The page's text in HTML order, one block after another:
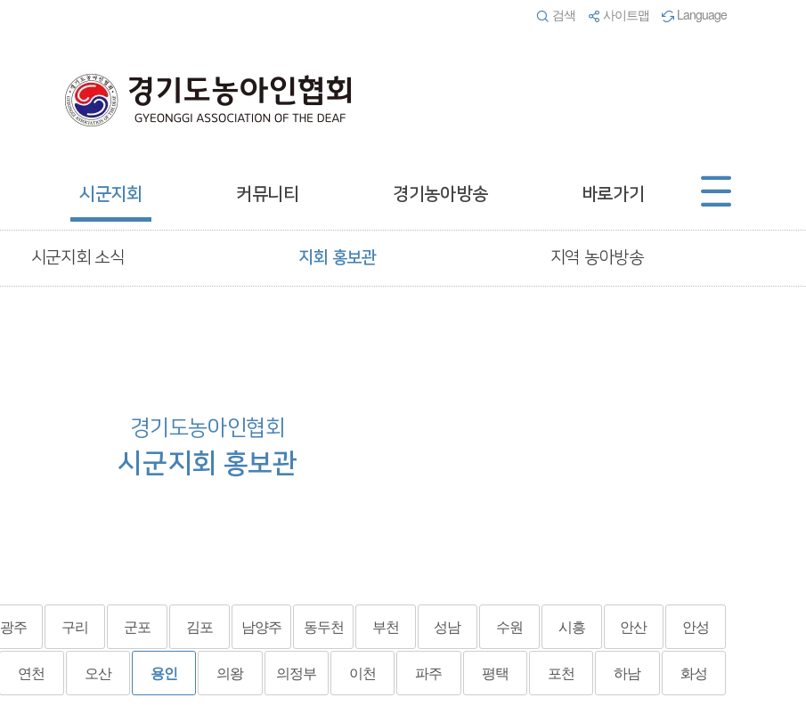
검색 사이트맵 Language
시군지회 커뮤니티 경기농아방송 바로가기
시군지회 소식 지회 홍보관 지역 농아방송
경기도농아인협회
시군지회 홍보관
광주 구리 군포 김포 남양주 동두천 부천 성남 수원 시흥 안산 안성
연천 오산 용인 의왕 의정부 이천 파주 평택 포천 하남 화성